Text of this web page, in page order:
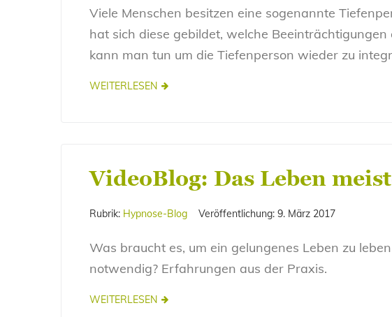
Viele Menschen besitzen eine sogenannte
hat sich diese gebildet, welche
kann man tun um die Tiefenperson wieder zu
WEITERLESEN
VideoBlog: Das Leben
Rubrik: Hypnose-Blog Veröffentlichung: 9. März 2017
Was braucht es, um ein gelungenes Leben zu
notwendig? Erfahrungen aus der Praxis.
WEITERLESEN